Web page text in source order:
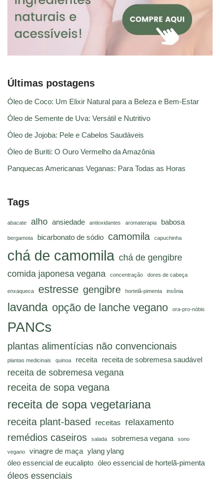
Últimas postagens
Óleo de Coco: Um Elixir Natural para a Beleza e Bem-Estar
Óleo de Semente de Uva: Versátil e Nutritivo
Óleo de Jojoba: Pele e Cabelos Saudáveis
Óleo de Buriti: O Ouro Vermelho da Amazônia
Panquecas Americanas Veganas: Para Todas as Horas
Tags
abacate alho ansiedade antioxidantes aromaterapia babosa
bergamota bicarbonato de sódio camomila capuchinha
chá de camomila chá de gengibre
comida japonesa vegana
concentração dores de cabeça
enxaqueca estresse gengibre hortelã-pimenta insônia
lavanda opção de lanche vegano ora-pro-nóbis
PANCs
plantas alimentícias não convencionais
plantas medicinais quinoa receita receita de sobremesa saudável
receita de sobremesa vegana
receita de sopa vegana
receita de sopa vegetariana
receita plant-based receitas relaxamento
remédios caseiros salada sobremesa vegana sono
vegano vinagre de maça ylang ylang
óleo essencial de eucalipto óleo essencial de hortelã-pimenta
óleos essenciais